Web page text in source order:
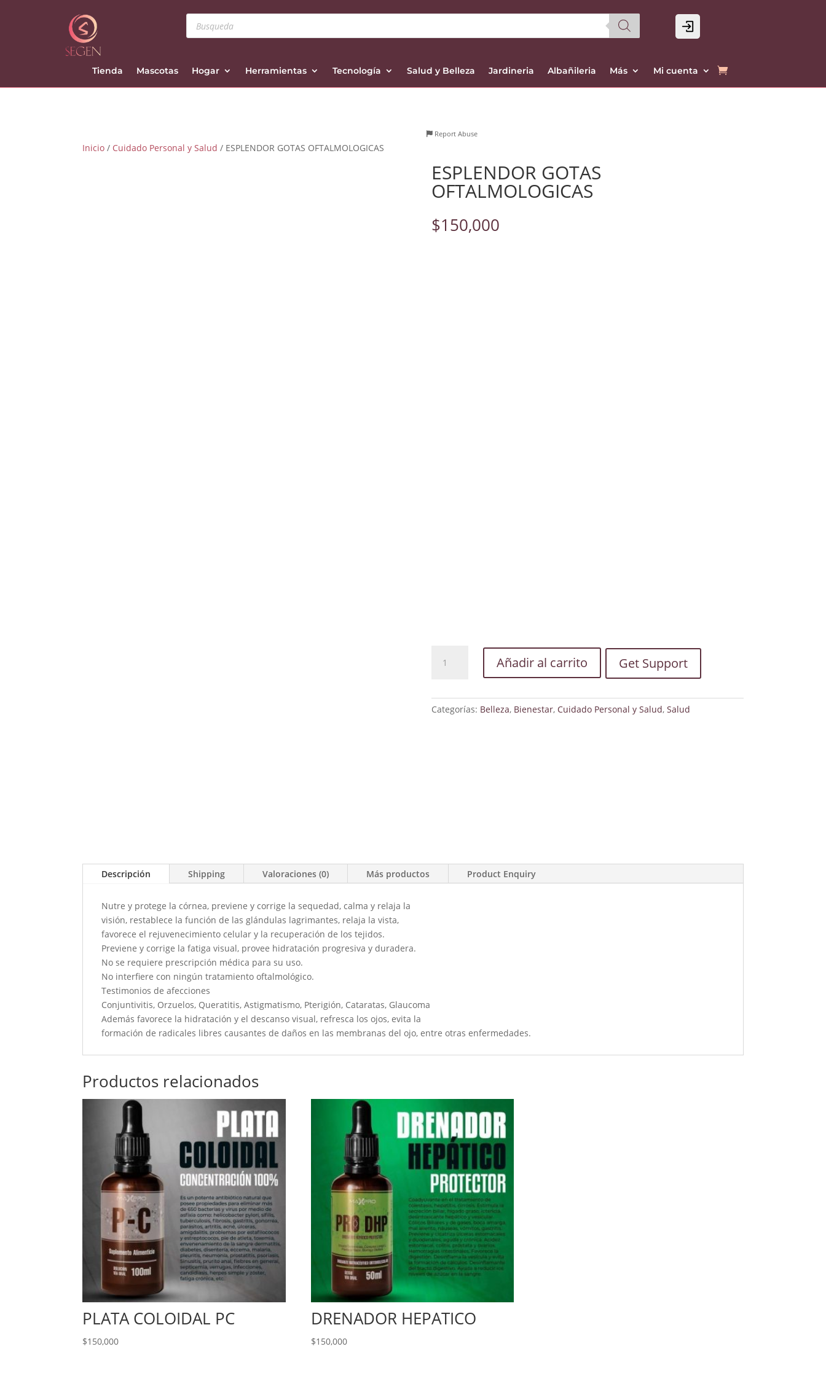
Búsqueda
productos
Tienda Mascotas Hogar Herramientas Tecnología Salud y Belleza Jardineria Albañileria Más Mi cuenta
Report Abuse
Inicio / Cuidado Personal y Salud / ESPLENDOR GOTAS OFTALMOLOGICAS
ESPLENDOR GOTAS
OFTALMOLOGICAS
$150,000
GOTAS
OFTALMOLOGICAS
Añadir al carrito Get Support
Categorías: Belleza, Bienestar, Cuidado Personal y Salud, Salud
Descripción Shipping Valoraciones (0) Más productos Product Enquiry
Nutre y protege la córnea, previene y corrige la sequedad, calma y relaja la
visión, restablece la función de las glándulas lagrimantes, relaja la vista,
favorece el rejuvenecimiento celular y la recuperación de los tejidos.
Previene y corrige la fatiga visual, provee hidratación progresiva y duradera.
No se requiere prescripción médica para su uso.
No interfiere con ningún tratamiento oftalmológico.
Testimonios de afecciones
Conjuntivitis, Orzuelos, Queratitis, Astigmatismo, Pterigión, Cataratas, Glaucoma
Además favorece la hidratación y el descanso visual, refresca los ojos, evita la
formación de radicales libres causantes de daños en las membranas del ojo, entre otras enfermedades.
Productos relacionados
PLATA COLOIDAL PC
$150,000
DRENADOR HEPATICO
$150,000